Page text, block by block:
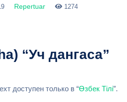
Repertuar 1274
“Уч дангаса”
доступен только в “Өзбек Тілі”.